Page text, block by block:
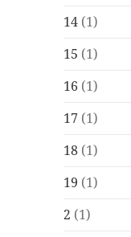
14 (1)
15 (1)
16 (1)
17 (1)
18 (1)
19 (1)
2 (1)